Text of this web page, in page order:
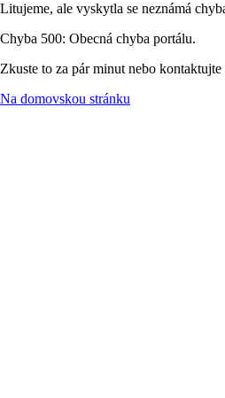
Litujeme, ale vyskytla se neznámá
Chyba 500: Obecná chyba portálu.
Zkuste to za pár minut nebo
Na domovskou stránku